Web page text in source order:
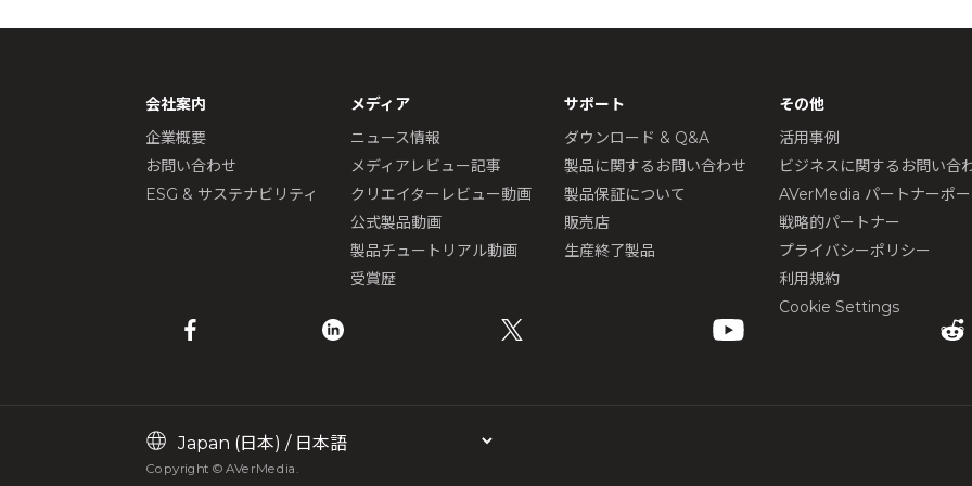
会社案内
企業概要
お問い合わせ
ESG & サステナビリティ
メディア
ニュース情報
メディアレビュー記事
クリエイターレビュー動画
公式製品動画
製品チュートリアル動画
受賞歴
サポート
ダウンロード & Q&A
製品に関するお問い合わせ
製品保証について
販売店
生産終了製品
その他
活用事例
ビジネスに関するお問い合
AVerMedia パートナーポ
戦略的パートナー
プライバシーポリシー
利用規約
Cookie Settings
Copyright © AVerMedia.